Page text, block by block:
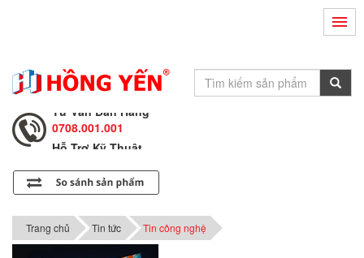
0708.002.002
Tư Vấn Bán Hàng
0708.001.001
Hỗ Trợ Kỹ Thuật
0708.002.002
Tư Vấn Bán Hàng
0708.001.001
Trang chủ Tin tức Tin công nghệ